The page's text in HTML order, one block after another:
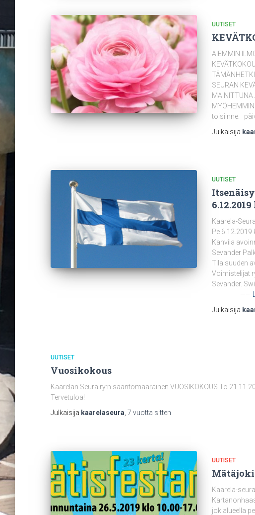
UUTISET
AIEMMIN
SEURAN
MAINITTUNA
toisiinne.
Julkaisija
UUTISET
Kaarela-
Pe
Kahvila
Sevander
Tilaisuuden
Voimistelijat
Sevander.
—–
Julkaisija
UUTISET
Vuosikokous
Kaarelan Seura ry:n sääntömääräinen VUOSIKOKOUS To
Tervetuloa!
Julkaisija kaarelaseura 7 vuotta sitten
UUTISET
Kaarela-
jokialueella